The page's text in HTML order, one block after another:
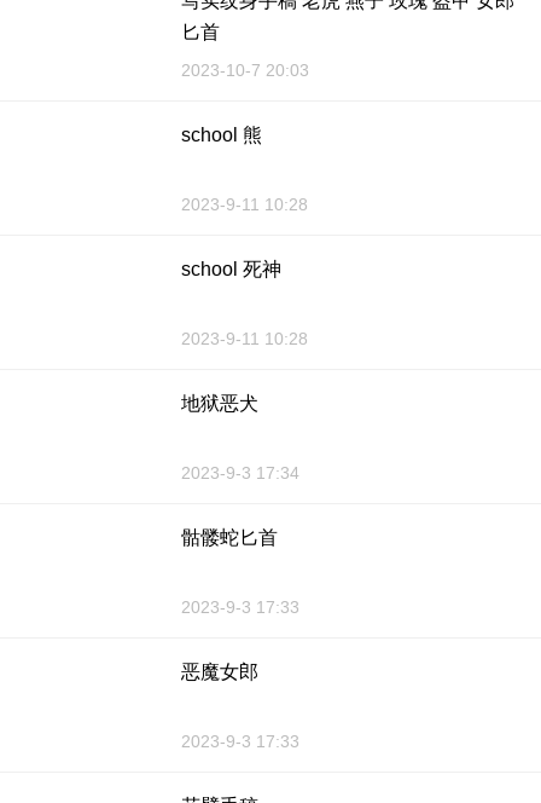
匕首
2023-10-7 20:03
school 熊
2023-9-11 10:28
school 死神
2023-9-11 10:28
地狱恶犬
2023-9-3 17:34
骷髅蛇匕首
2023-9-3 17:33
恶魔女郎
2023-9-3 17:33